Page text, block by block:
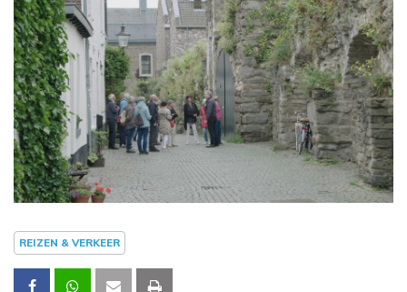
REIZEN & VERKEER